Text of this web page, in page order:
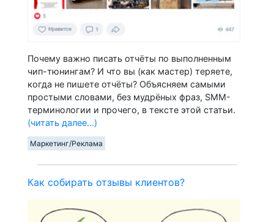
Почему важно писать отчёты по выполненным
чип-тюнингам? И что вы (как мастер) теряете,
когда не пишете отчёты? Объясняем самыми
простыми словами, без мудрёных фраз, SMM-
терминологии и прочего, в тексте этой статьи.
(читать далее...)
Маркетинг/Реклама
Как собирать отзывы клиентов?